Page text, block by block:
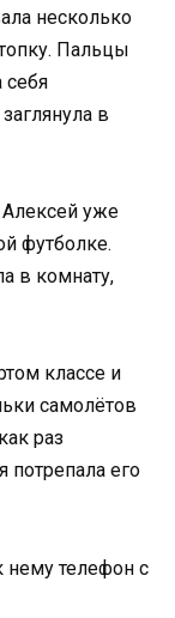
несколько
Пальцы
себя
в
уже
футболке.
в комнату,
классе и
самолётов
раз
его
нему телефон с